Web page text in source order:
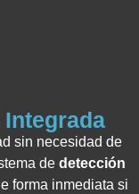
sin necesidad de
de detección
forma inmediata si